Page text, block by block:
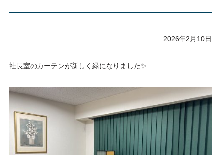
2026年2月10日
社長室のカーテンが新しく緑になりました✨